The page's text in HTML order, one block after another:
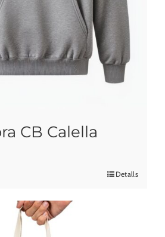
CB Calella
diverses
Detalls